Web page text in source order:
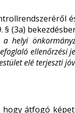
§ (3a)
helyi
ellenőrzési
elé terjeszti
hogy átfogó